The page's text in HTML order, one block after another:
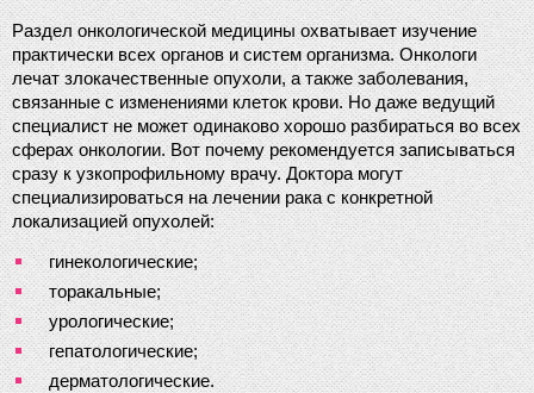
Раздел онкологической медицины охватывает изучение
практически всех органов и систем организма. Онкологи
лечат злокачественные опухоли, а также заболевания,
связанные с изменениями клеток крови. Но даже ведущий
специалист не может одинаково хорошо разбираться во всех
сферах онкологии. Вот почему рекомендуется записываться
сразу к узкопрофильному врачу. Доктора могут
специализироваться на лечении рака с конкретной
локализацией опухолей:
гинекологические;
торакальные;
урологические;
гепатологические;
дерматологические.